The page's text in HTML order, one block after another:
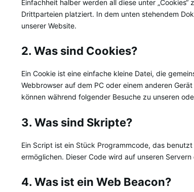
Einfachheit halber werden all diese unter
Drittparteien platziert. In dem unten stehendem
unserer Website.
2. Was sind Cookies?
Ein Cookie ist eine einfache kleine Datei, die
Webbrowser auf dem PC oder einem anderen
können während folgender Besuche zu unseren
3. Was sind Skripte?
Ein Script ist ein Stück Programmcode, das
ermöglichen. Dieser Code wird auf unseren
4. Was ist ein Web Beacon?